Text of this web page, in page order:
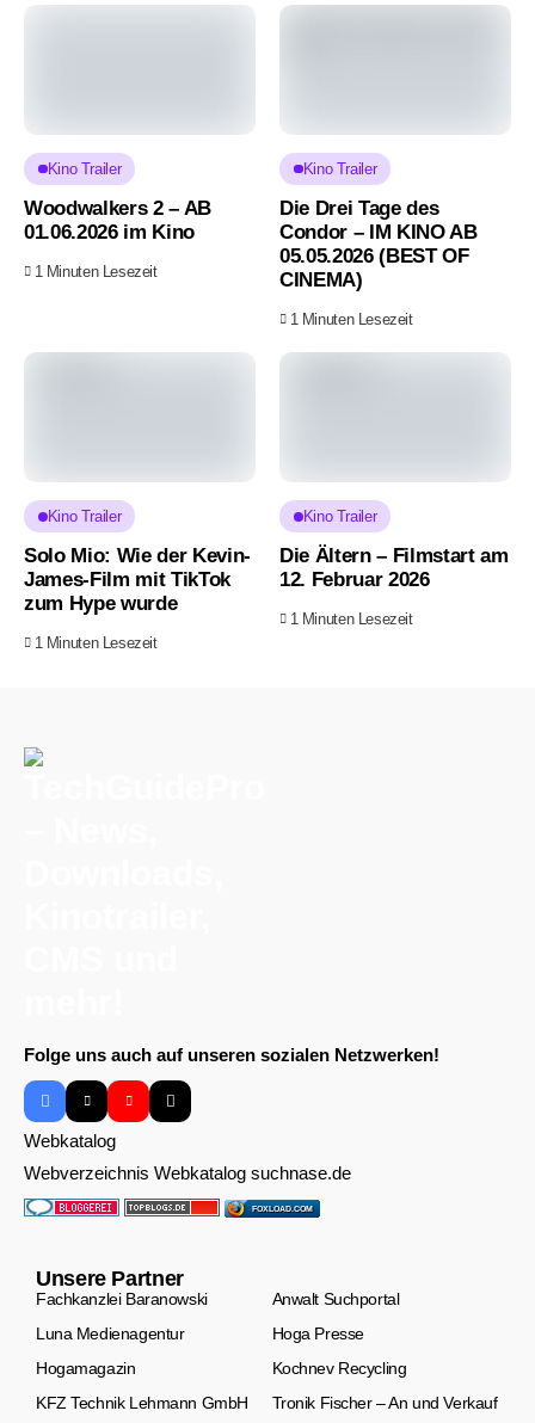
Kino Trailer
Woodwalkers 2 – AB
01.06.2026 im Kino
1 Minuten Lesezeit
Kino Trailer
Die Drei Tage des
Condor – IM KINO AB
05.05.2026 (BEST OF
CINEMA)
1 Minuten Lesezeit
Kino Trailer
Solo Mio: Wie der Kevin-
James-Film mit TikTok
zum Hype wurde
1 Minuten Lesezeit
Kino Trailer
Die Ältern – Filmstart am
12. Februar 2026
1 Minuten Lesezeit
Folge uns auch auf unseren sozialen Netzwerken!
Webkatalog
Webverzeichnis Webkatalog suchnase.de
FOXLOAD.COM
Unsere Partner
Fachkanzlei Baranowski
Anwalt Suchportal
Luna Medienagentur
Hoga Presse
Hogamagazin
Kochnev Recycling
KFZ Technik Lehmann GmbH
Tronik Fischer – An und Verkauf